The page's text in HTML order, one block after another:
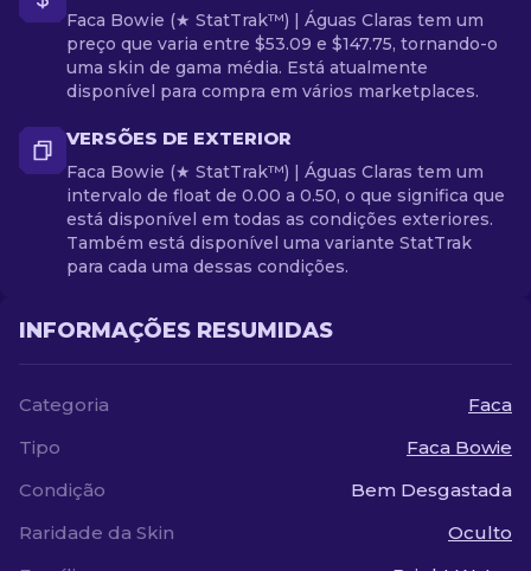
Faca Bowie (★ StatTrak™) | Águas Claras tem um
preço que varia entre $53.09 e $147.75, tornando-o
uma skin de gama média. Está atualmente
disponível para compra em vários marketplaces.
VERSÕES DE EXTERIOR
Faca Bowie (★ StatTrak™) | Águas Claras tem um
intervalo de float de 0.00 a 0.50, o que significa que
está disponível em todas as condições exteriores.
Também está disponível uma variante StatTrak
para cada uma dessas condições.
INFORMAÇÕES RESUMIDAS
Categoria
Faca
Tipo
Faca Bowie
Condição
Bem Desgastada
Raridade da Skin
Oculto